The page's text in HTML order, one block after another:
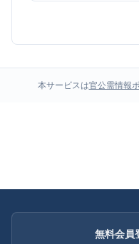
本サービスは官公需情報
無料会員